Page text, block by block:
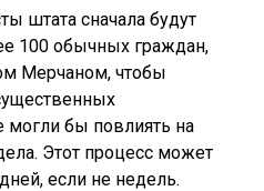
штата сначала будут
100 обычных граждан,
Мерчаном, чтобы
бы повлиять на
Этот процесс может
если не недель.